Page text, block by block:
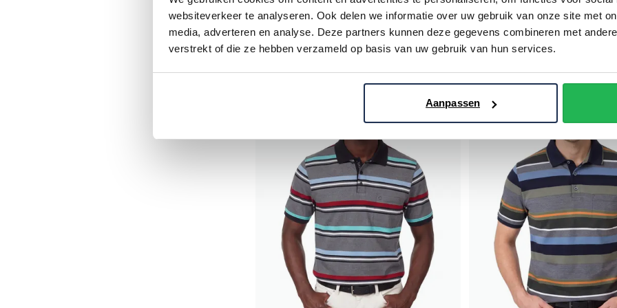
websiteverkeer te analyseren. Ook delen we informatie over uw gebruik van onze site met
media, adverteren en analyse. Deze partners kunnen deze gegevens combineren met
verstrekt of die ze hebben verzameld op basis van uw gebruik van hun services.
Aanpassen
€ 59,99 € 30,00 - 50% € 34,99 € 17,50 - 50%